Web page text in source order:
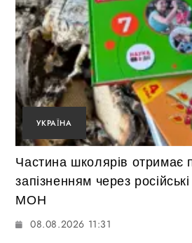
УКРАЇНА
Частина школярів отримає
запізненням через
МОН
08.08.2026 11:31